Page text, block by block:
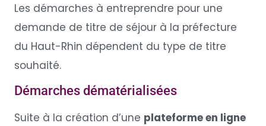
Les démarches à entreprendre pour une
demande de titre de séjour à la préfecture
du Haut-Rhin dépendent du type de titre
souhaité.
Démarches dématérialisées
Suite à la création d’une plateforme en ligne